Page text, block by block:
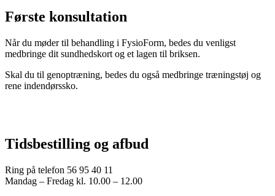
Første konsultation
Når du møder til behandling i FysioForm, bedes du venligst
medbringe dit sundhedskort og et lagen til briksen.
Skal du til genoptræning, bedes du også medbringe træningstøj og
rene indendørssko.
Tidsbestilling og afbud
Ring på telefon 56 95 40 11
Mandag – Fredag kl. 10.00 – 12.00